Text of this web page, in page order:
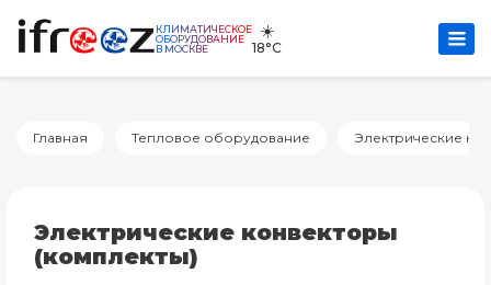
КЛИМАТИЧЕСКОЕ
ОБОРУДОВАНИЕ
В МОСКВЕ
☀️
18°C
Главная Тепловое оборудование Электрические
Электрические конвекторы
(комплекты)